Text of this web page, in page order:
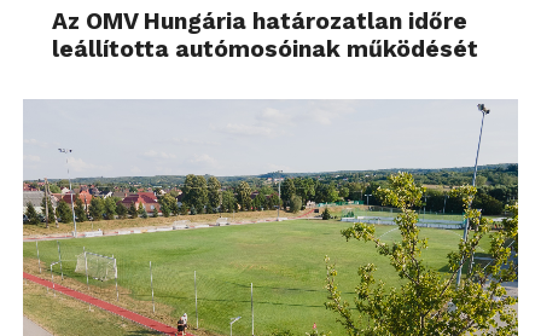
Az OMV Hungária határozatlan időre
leállította autómosóinak működését